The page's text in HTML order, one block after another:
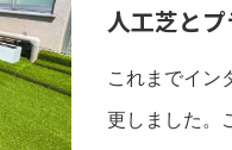
人工芝と
これまでイン
更しました。